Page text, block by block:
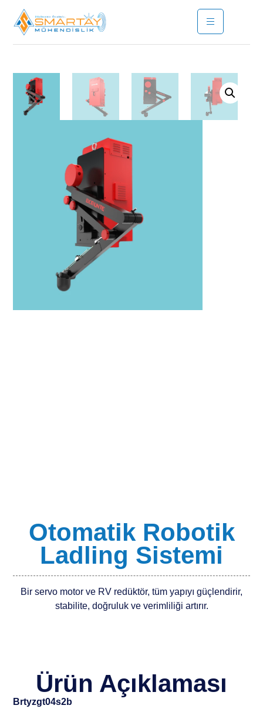
Otomatik Robotik
Ladling Sistemi
Bir servo motor ve RV redüktör, tüm yapıyı güçlendirir,
stabilite, doğruluk ve verimliliği artırır.
Ürün Açıklaması
Brtyzgt04s2b